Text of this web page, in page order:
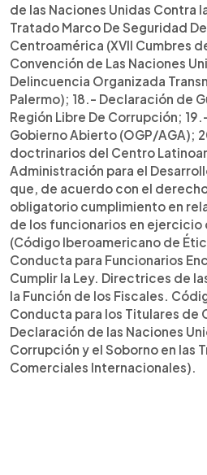
de las Naciones Unidas Contra
Tratado Marco De Seguridad
Centroamérica (XVII Cumbres
Convención de Las Naciones
Delincuencia Organizada
Palermo); 18.- Declaración de
Región Libre De Corrupción;
Gobierno Abierto (OGP/AGA);
doctrinarios del Centro
Administración para el
que, de acuerdo con el
obligatorio cumplimiento en
de los funcionarios en ejercicio
(Código Iberoamericano de
Conducta para Funcionarios
Cumplir la Ley. Directrices de
la Función de los Fiscales.
Conducta para los Titulares de
Declaración de las Naciones
Corrupción y el Soborno en las
Comerciales Internacionales).